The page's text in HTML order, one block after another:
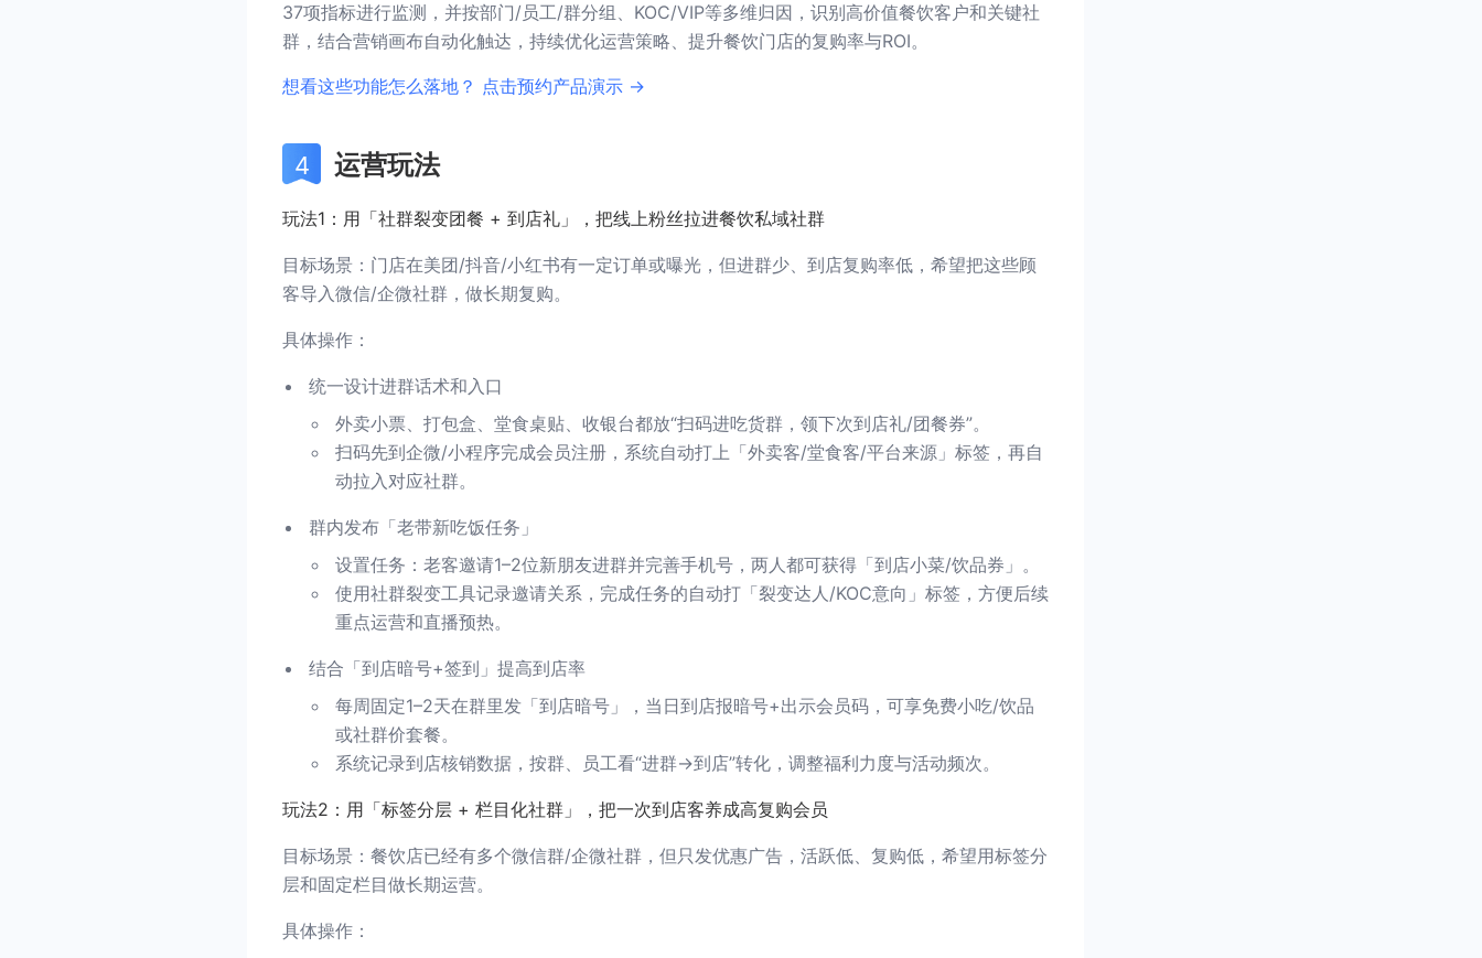
37项指标进行监测，并按部门/员工/群分组、KOC/VIP等多维归因，识别高价值餐饮客户和关键社
群，结合营销画布自动化触达，持续优化运营策略、提升餐饮门店的复购率与ROI。
想看这些功能怎么落地？ 点击预约产品演示 →
运营玩法
玩法1：用「社群裂变团餐 + 到店礼」，把线上粉丝拉进餐饮私域社群
目标场景：门店在美团/抖音/小红书有一定订单或曝光，但进群少、到店复购率低，希望把这些顾
客导入微信/企微社群，做长期复购。
具体操作：
统一设计进群话术和入口
外卖小票、打包盒、堂食桌贴、收银台都放“扫码进吃货群，领下次到店礼/团餐券”。
扫码先到企微/小程序完成会员注册，系统自动打上「外卖客/堂食客/平台来源」标签，再自
动拉入对应社群。
群内发布「老带新吃饭任务」
设置任务：老客邀请1–2位新朋友进群并完善手机号，两人都可获得「到店小菜/饮品券」。
使用社群裂变工具记录邀请关系，完成任务的自动打「裂变达人/KOC意向」标签，方便后续
重点运营和直播预热。
结合「到店暗号+签到」提高到店率
每周固定1–2天在群里发「到店暗号」，当日到店报暗号+出示会员码，可享免费小吃/饮品
或社群价套餐。
系统记录到店核销数据，按群、员工看“进群→到店”转化，调整福利力度与活动频次。
玩法2：用「标签分层 + 栏目化社群」，把一次到店客养成高复购会员
目标场景：餐饮店已经有多个微信群/企微社群，但只发优惠广告，活跃低、复购低，希望用标签分
层和固定栏目做长期运营。
具体操作：